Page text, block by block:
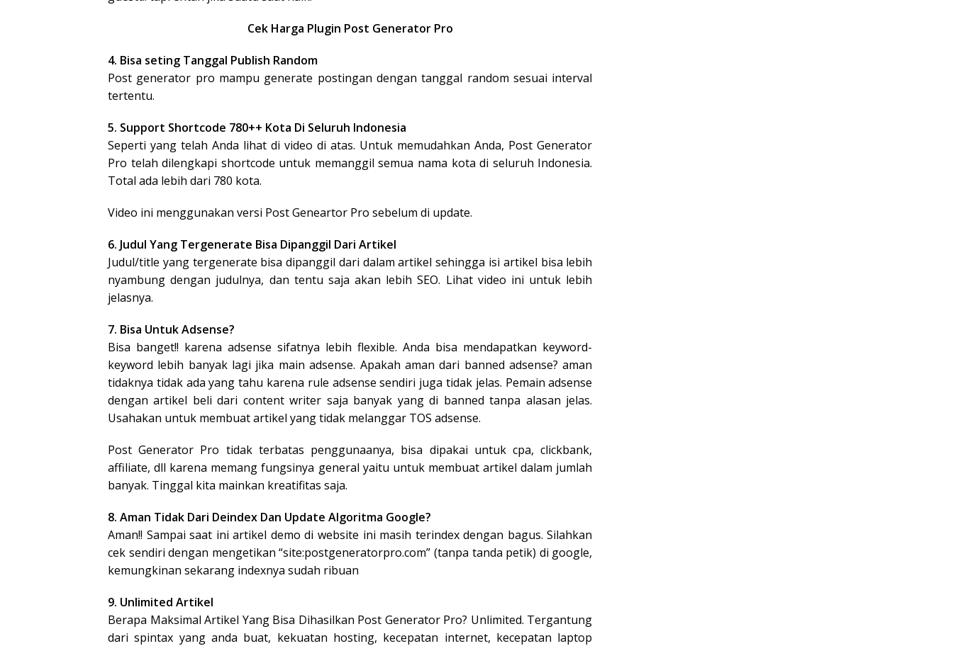
Cek Harga Plugin Post Generator Pro
4. Bisa seting Tanggal Publish Random
Post generator pro mampu generate postingan dengan tanggal random sesuai interval
tertentu.
5. Support Shortcode 780++ Kota Di Seluruh Indonesia
Seperti yang telah Anda lihat di video di atas. Untuk memudahkan Anda, Post Generator
Pro telah dilengkapi shortcode untuk memanggil semua nama kota di seluruh Indonesia.
Total ada lebih dari 780 kota.
Video ini menggunakan versi Post Geneartor Pro sebelum di update.
6. Judul Yang Tergenerate Bisa Dipanggil Dari Artikel
Judul/title yang tergenerate bisa dipanggil dari dalam artikel sehingga isi artikel bisa lebih
nyambung dengan judulnya, dan tentu saja akan lebih SEO. Lihat video ini untuk lebih
jelasnya.
7. Bisa Untuk Adsense?
Bisa banget!! karena adsense sifatnya lebih flexible. Anda bisa mendapatkan keyword-
keyword lebih banyak lagi jika main adsense. Apakah aman dari banned adsense? aman
tidaknya tidak ada yang tahu karena rule adsense sendiri juga tidak jelas. Pemain adsense
dengan artikel beli dari content writer saja banyak yang di banned tanpa alasan jelas.
Usahakan untuk membuat artikel yang tidak melanggar TOS adsense.
Post Generator Pro tidak terbatas penggunaanya, bisa dipakai untuk cpa, clickbank,
affiliate, dll karena memang fungsinya general yaitu untuk membuat artikel dalam jumlah
banyak. Tinggal kita mainkan kreatifitas saja.
8. Aman Tidak Dari Deindex Dan Update Algoritma Google?
Aman!! Sampai saat ini artikel demo di website ini masih terindex dengan bagus. Silahkan
cek sendiri dengan mengetikan “site:postgeneratorpro.com” (tanpa tanda petik) di google,
kemungkinan sekarang indexnya sudah ribuan
9. Unlimited Artikel
Berapa Maksimal Artikel Yang Bisa Dihasilkan Post Generator Pro? Unlimited. Tergantung
dari spintax yang anda buat, kekuatan hosting, kecepatan internet, kecepatan laptop